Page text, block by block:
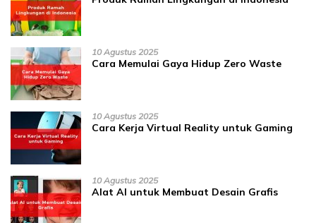
10 Agustus 2025
Cara Memulai Gaya Hidup Zero Waste
10 Agustus 2025
Cara Kerja Virtual Reality untuk Gaming
10 Agustus 2025
Alat AI untuk Membuat Desain Grafis